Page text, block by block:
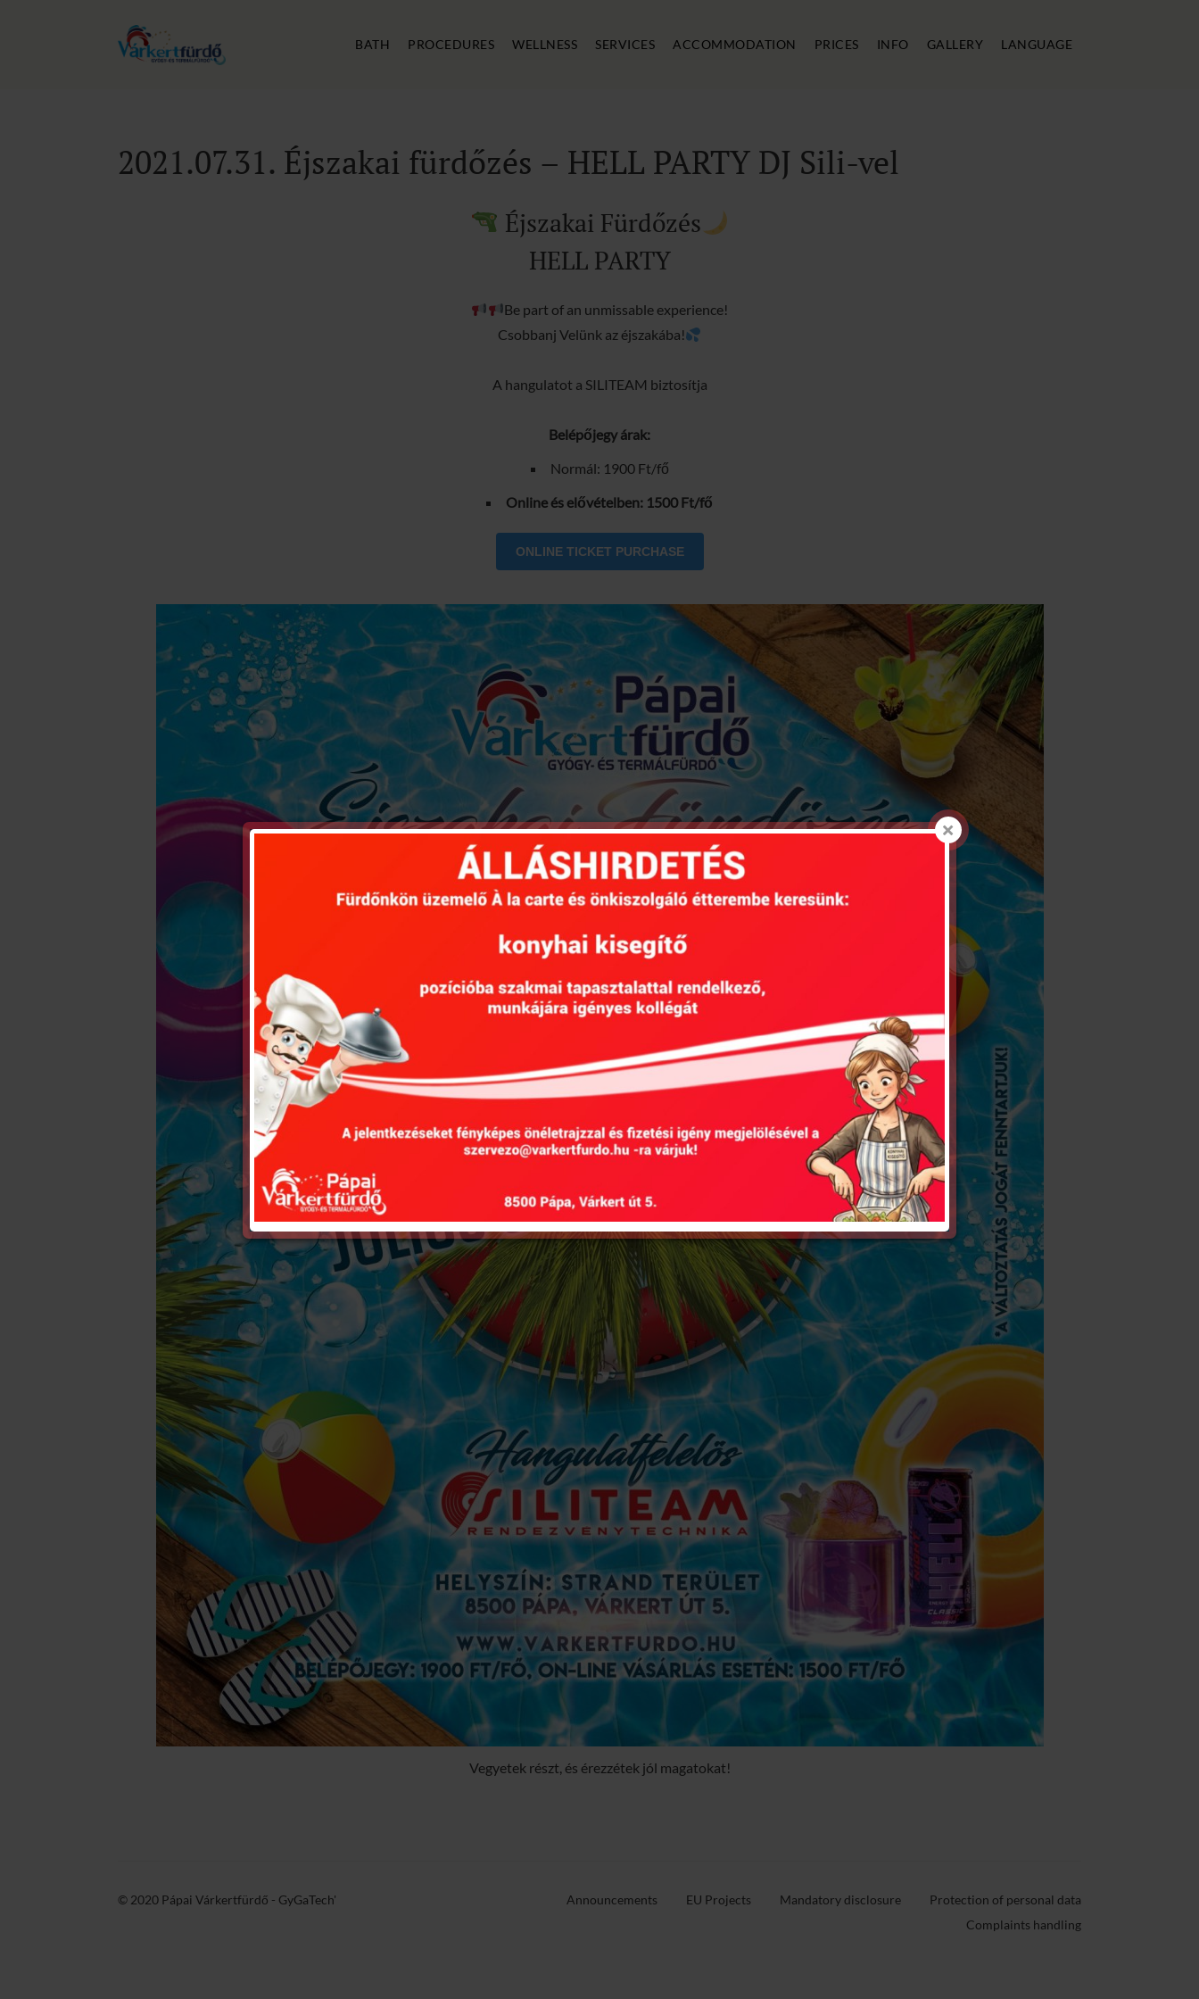
BATH PROCEDURES WELLNESS SERVICES ACCOMMODATION PRICES INFO GALLERY LANGUAGE
2021.07.31. Éjszakai fürdőzés – HELL PARTY DJ Sili-vel
Éjszakai Fürdőzés
HELL PARTY
Be part of an unmissable experience!
Csobbanj Velünk az éjszakába!
A hangulatot a SILITEAM biztosítja
Belépőjegy árak:
Normál: 1900 Ft/fő
Online és elővételben: 1500 Ft/fő
ONLINE TICKET PURCHASE
Vegyetek részt, és érezzétek jól magatokat!
© 2020 Pápai Várkertfürdő - GyGaTech' Announcements EU Projects Mandatory disclosure
Protection of personal data
Complaints handling